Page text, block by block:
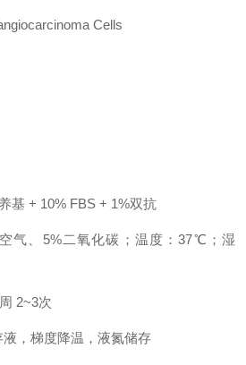
Cells
基 + 10% FBS + 1%双抗
气、5%二氧化碳；温度：37℃；湿
2~3次
，梯度降温，液氮储存